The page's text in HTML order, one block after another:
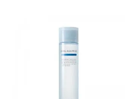
ナイト配合＝洗浄成分
軽なお手入れで賢いケアを。ライフ
スタイルになじむ、若々しい印象(*)
作りのサポートをします。* 肌にハ
リを与え若々しい印象